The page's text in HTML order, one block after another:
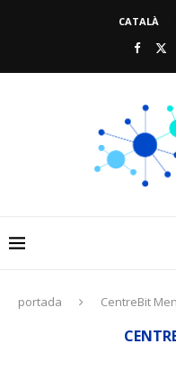
CATALÀ
portada CentreBit